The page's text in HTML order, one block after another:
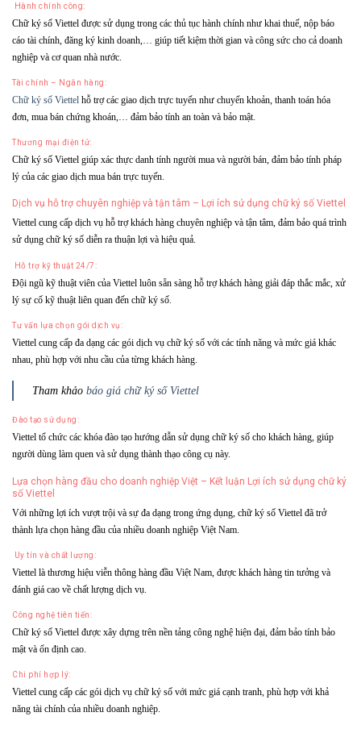
Hành chính công:
Chữ ký số Viettel được sử dụng trong các thủ tục hành chính như khai thuế, nộp báo
cáo tài chính, đăng ký kinh doanh,… giúp tiết kiệm thời gian và công sức cho cả doanh
nghiệp và cơ quan nhà nước.
Tài chính – Ngân hàng:
Chữ ký số Viettel hỗ trợ các giao dịch trực tuyến như chuyển khoản, thanh toán hóa
đơn, mua bán chứng khoán,… đảm bảo tính an toàn và bảo mật.
Thương mại điện tử:
Chữ ký số Viettel giúp xác thực danh tính người mua và người bán, đảm bảo tính pháp
lý của các giao dịch mua bán trực tuyến.
Dịch vụ hỗ trợ chuyên nghiệp và tận tâm – Lợi ích sử dụng chữ ký số Viettel
Viettel cung cấp dịch vụ hỗ trợ khách hàng chuyên nghiệp và tận tâm, đảm bảo quá trình
sử dụng chữ ký số diễn ra thuận lợi và hiệu quả.
Hỗ trợ kỹ thuật 24/7:
Đội ngũ kỹ thuật viên của Viettel luôn sẵn sàng hỗ trợ khách hàng giải đáp thắc mắc, xử
lý sự cố kỹ thuật liên quan đến chữ ký số.
Tư vấn lựa chọn gói dịch vụ:
Viettel cung cấp đa dạng các gói dịch vụ chữ ký số với các tính năng và mức giá khác
nhau, phù hợp với nhu cầu của từng khách hàng.
Tham khảo báo giá chữ ký số Viettel
Đào tạo sử dụng:
Viettel tổ chức các khóa đào tạo hướng dẫn sử dụng chữ ký số cho khách hàng, giúp
người dùng làm quen và sử dụng thành thạo công cụ này.
Lựa chọn hàng đầu cho doanh nghiệp Việt – Kết luận Lợi ích sử dụng chữ ký
số Viettel
Với những lợi ích vượt trội và sự đa dạng trong ứng dụng, chữ ký số Viettel đã trở
thành lựa chọn hàng đầu của nhiều doanh nghiệp Việt Nam.
Uy tín và chất lượng:
Viettel là thương hiệu viễn thông hàng đầu Việt Nam, được khách hàng tin tưởng và
đánh giá cao về chất lượng dịch vụ.
Công nghệ tiên tiến:
Chữ ký số Viettel được xây dựng trên nền tảng công nghệ hiện đại, đảm bảo tính bảo
mật và ổn định cao.
Chi phí hợp lý:
Viettel cung cấp các gói dịch vụ chữ ký số với mức giá cạnh tranh, phù hợp với khả
năng tài chính của nhiều doanh nghiệp.